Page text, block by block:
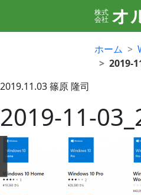
株式
会社 オ
ホーム
2019-
2019.11.03篠原 隆司
2019-11-